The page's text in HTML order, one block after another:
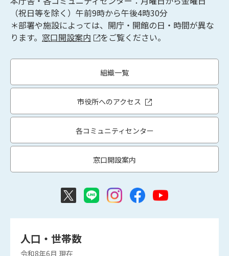
（祝日等を除く）午前9時から午後4時30分
＊部署や施設によっては、開庁・開館の日・時間が異な
ります。 窓口開設案内 をご覧ください。
組織一覧
市役所へのアクセス
各コミュニティセンター
窓口開設案内
人口・世帯数
令和8年6月 現在